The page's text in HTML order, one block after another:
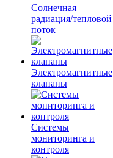
Солнечная
радиация/тепловой
поток
Электромагнитные
клапаны
Системы
мониторинга и
контроля